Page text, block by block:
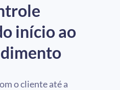
início ao
o cliente até a